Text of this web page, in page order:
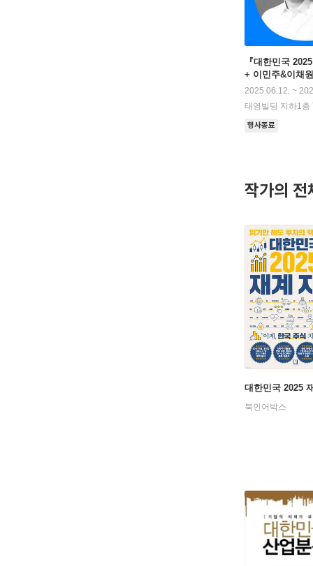
『대한민국
+ 이민주&이채
2025.06.12. ~
태영빌딩 지하1층
행사종료
작가의 전
대한민국 2025
북인어박스